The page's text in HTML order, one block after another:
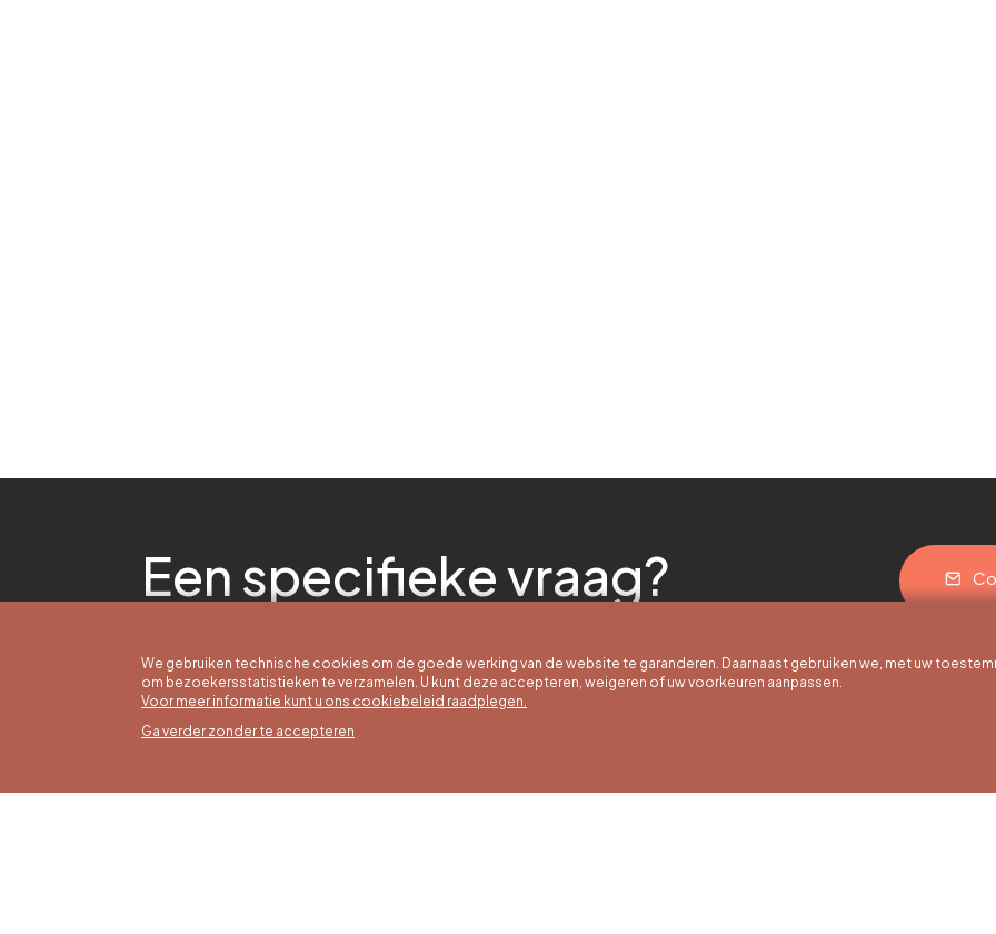
Een specifieke vraag?
We gebruiken technische cookies om de goede werking van de website te garanderen. Daarnaast gebruiken we, met uw
om bezoekersstatistieken te verzamelen. U kunt deze accepteren, weigeren of uw voorkeuren aanpassen.
Voor meer informatie kunt u ons cookiebeleid raadplegen.
Ga verder zonder te accepteren